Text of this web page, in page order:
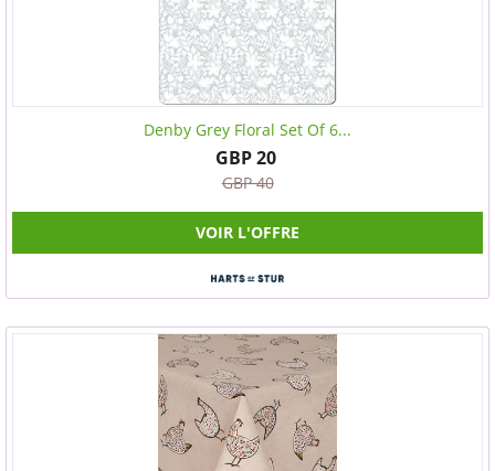
Denby Grey Floral Set Of 6...
GBP 20
GBP 40
VOIR L'OFFRE